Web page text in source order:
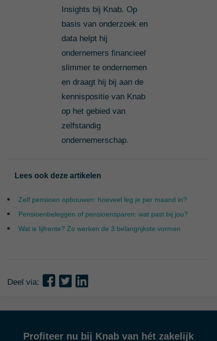
Insights bij Knab. Op
basis van onderzoek en
data helpt hij
ondernemers financieel
slimmer te ondernemen
en draagt hij bij aan de
kennispositie van Knab
op het gebied van
zelfstandig
ondernemerschap.
Lees ook deze artikelen
Zelf pensioen opbouwen: hoeveel leg je per maand in?
Pensioenbeleggen of pensioensparen: wat past bij jou?
Wat is lijfrente? Zo werken de 3 belangrijkste vormen
Deel via:
Profiteer nu bij Knab van hét zakelijk